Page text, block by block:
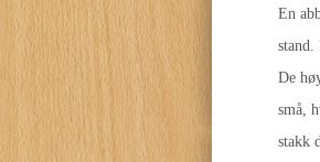
En
stand.
De
små,
stakk